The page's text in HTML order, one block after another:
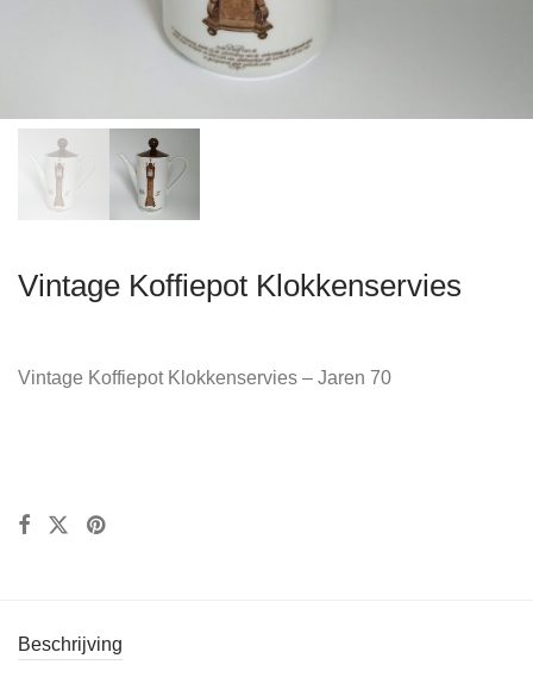
Vintage Koffiepot Klokkenservies
Vintage Koffiepot Klokkenservies – Jaren 70
Beschrijving